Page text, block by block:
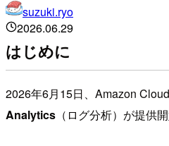
suzuki.ryo
2026.06.29
はじめに
2026年6月15日、Amazon
Analytics （ログ分析）が提供